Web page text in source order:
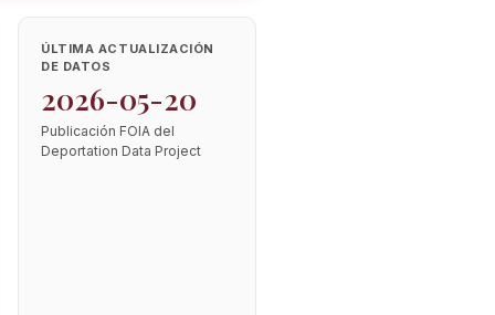
ÚLTIMA ACTUALIZACIÓN
DE DATOS
2026-05-20
Publicación FOIA del
Deportation Data Project